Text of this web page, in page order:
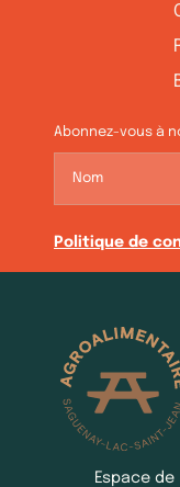
Abonnez-vous à
Politique de
Espace de